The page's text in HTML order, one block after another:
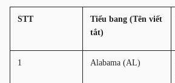
STT
Tiểu bang (Tên viết
tắt)
1 Alabama (AL)